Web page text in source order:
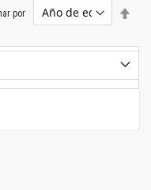
por